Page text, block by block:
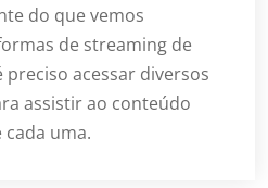
do que vemos
de streaming de
preciso acessar diversos
assistir ao conteúdo
uma.